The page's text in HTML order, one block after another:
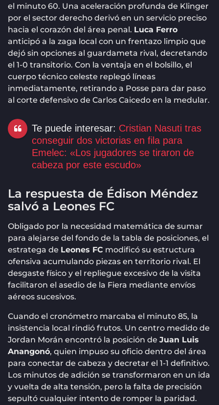
el minuto 60. Una aceleración profunda de Klinger
por el sector derecho derivó en un servicio preciso
hacia el corazón del área penal. Luca Ferro
anticipó a la zaga local con un frentazo limpio que
dejó sin opciones al guardameta rival, decretando
el 1-0 transitorio. Con la ventaja en el bolsillo, el
cuerpo técnico celeste replegó líneas
inmediatamente, retirando a Posse para dar paso
al corte defensivo de Carlos Caicedo en la medular.
Te puede interesar: Cristian Nasuti tras
conseguir dos victorias en fila para
Emelec: «Los jugadores se tiraron de
cabeza por este escudo»
La respuesta de Édison Méndez
salvó a Leones FC
Obligado por la necesidad matemática de sumar
para alejarse del fondo de la tabla de posiciones, el
estratega de Leones FC modificó su estructura
ofensiva acumulando piezas en territorio rival. El
desgaste físico y el repliegue excesivo de la visita
facilitaron el asedio de la Fiera mediante envíos
aéreos sucesivos.
Cuando el cronómetro marcaba el minuto 85, la
insistencia local rindió frutos. Un centro medido de
Jordan Morán encontró la posición de Juan Luis
Anangonó, quien impuso su oficio dentro del área
para conectar de cabeza y decretar el 1-1 definitivo.
Los minutos de adición se transformaron en un ida
y vuelta de alta tensión, pero la falta de precisión
sepultó cualquier intento de romper la paridad.